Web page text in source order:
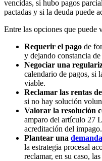
vencidas, si hubo pagos
pactadas y si la deuda puede
Entre las opciones que puede
Requerir el pago de
y dejando constancia
Negociar una
calendario de pagos, si
viable.
Reclamar las rentas
si no hay solución
Valorar la resolución
amparo del artículo 27
acreditación del impago.
Plantear una
la estrategia procesal
reclamar, en su caso,